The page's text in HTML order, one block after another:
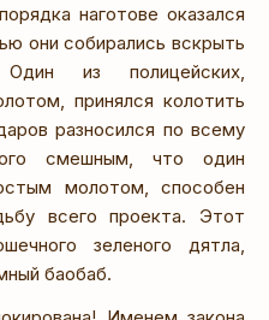
наготове оказался
они собирались вскрыть
из полицейских,
принялся колотить
разносился по всему
смешным, что один
молотом, способен
всего проекта. Этот
зеленого дятла,
баобаб.